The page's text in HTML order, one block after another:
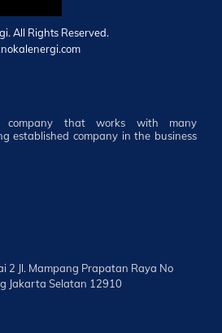
All Rights Reserved.
company that works with many
established company in the business
2 Jl. Mampang Prapatan Raya No
Jakarta Selatan 12910